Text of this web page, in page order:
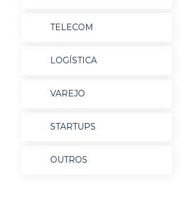
TELECOM
LOGÍSTICA
VAREJO
STARTUPS
OUTROS